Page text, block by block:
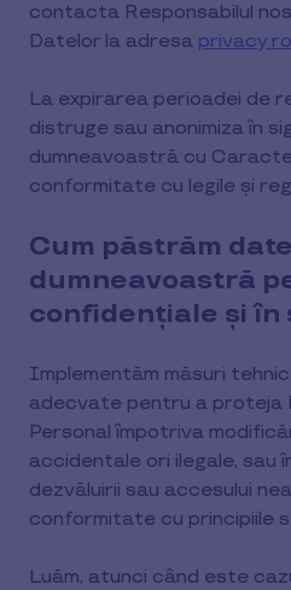
contacta Responsabilul
Datelor la adresa
La expirarea perioadei de
distruge sau anonimiza în
dumneavoastră cu
conformitate cu legile și
Cum păstrăm
dumneavoastră
confidențiale și în
Implementăm măsuri
adecvate pentru a proteja
Personal împotriva
accidentale ori ilegale, sau
dezvăluirii sau accesului
conformitate cu principiile
Luăm, atunci când este